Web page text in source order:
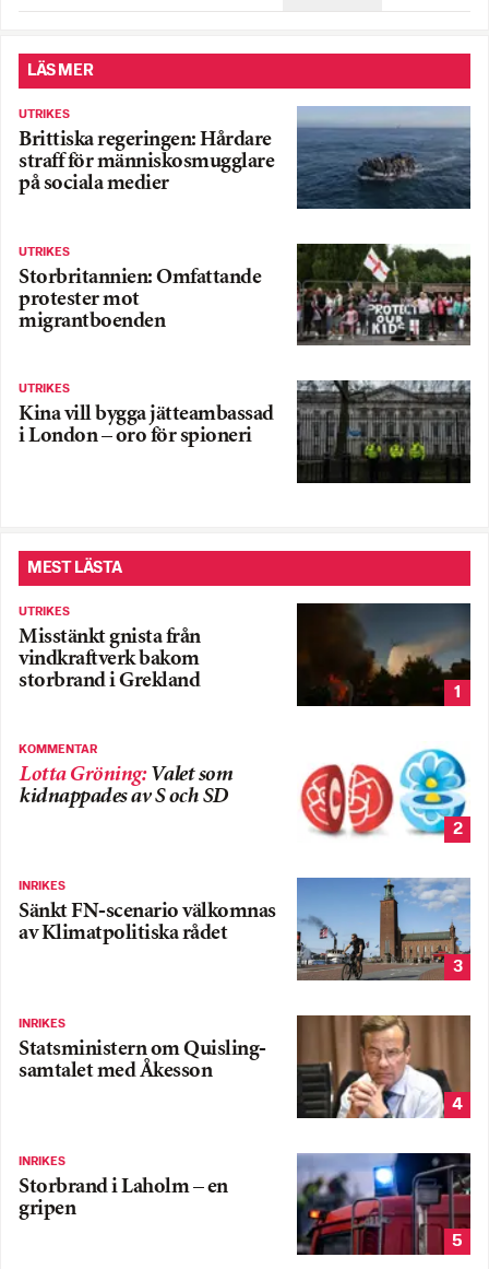
LÄS MER
UTRIKES
Brittiska regeringen: Hårdare
straff för människosmugglare
på sociala medier
UTRIKES
Storbritannien: Omfattande
protester mot
migrantboenden
UTRIKES
Kina vill bygga jätteambassad
i London – oro för spioneri
MEST LÄSTA
UTRIKES
Misstänkt gnista från
vindkraftverk bakom
storbrand i Grekland
1
KOMMENTAR
Lotta Gröning: Valet som
kidnappades av S och SD
2
INRIKES
Sänkt FN-scenario välkomnas
av Klimatpolitiska rådet
3
INRIKES
Statsministern om Quisling-
samtalet med Åkesson
4
INRIKES
Storbrand i Laholm – en
gripen
5